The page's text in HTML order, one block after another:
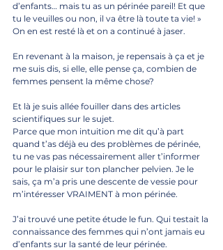
d’enfants… mais tu as un périnée pareil! Et que
tu le veuilles ou non, il va être là toute ta vie! »
On en est resté là et on a continué à jaser.
En revenant à la maison, je repensais à ça et je
me suis dis, si elle, elle pense ça, combien de
femmes pensent la même chose?
Et là je suis allée fouiller dans des articles
scientifiques sur le sujet.
Parce que mon intuition me dit qu’à part
quand t’as déjà eu des problèmes de périnée,
tu ne vas pas nécessairement aller t’informer
pour le plaisir sur ton plancher pelvien. Je le
sais, ça m’a pris une descente de vessie pour
m’intéresser VRAIMENT à mon périnée.
J’ai trouvé une petite étude le fun. Qui testait la
connaissance des femmes qui n’ont jamais eu
d’enfants sur la santé de leur périnée.